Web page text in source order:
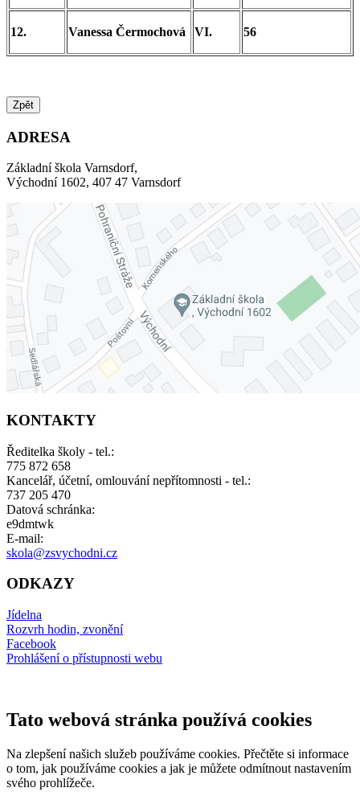
12. Vanessa Čermochová VI. 56
Zpět
ADRESA
Základní škola Varnsdorf,
Východní 1602, 407 47 Varnsdorf
KONTAKTY
Ředitelka školy - tel.:
775 872 658
Kancelář, účetní, omlouvání nepřítomnosti - tel.:
737 205 470
Datová schránka:
e9dmtwk
E-mail:
skola@zsvychodni.cz
ODKAZY
Jídelna
Rozvrh hodin, zvonění
Facebook
Prohlášení o přístupnosti webu
Tato webová stránka používá cookies
Na zlepšení našich služeb používáme cookies. Přečtěte si informace
o tom, jak používáme cookies a jak je můžete odmítnout nastavením
svého prohlížeče.